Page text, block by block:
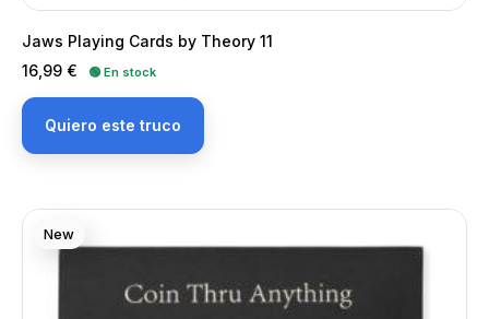
Jaws Playing Cards by Theory 11
Precio
16,99 € 🟢 En stock
Quiero este truco
New